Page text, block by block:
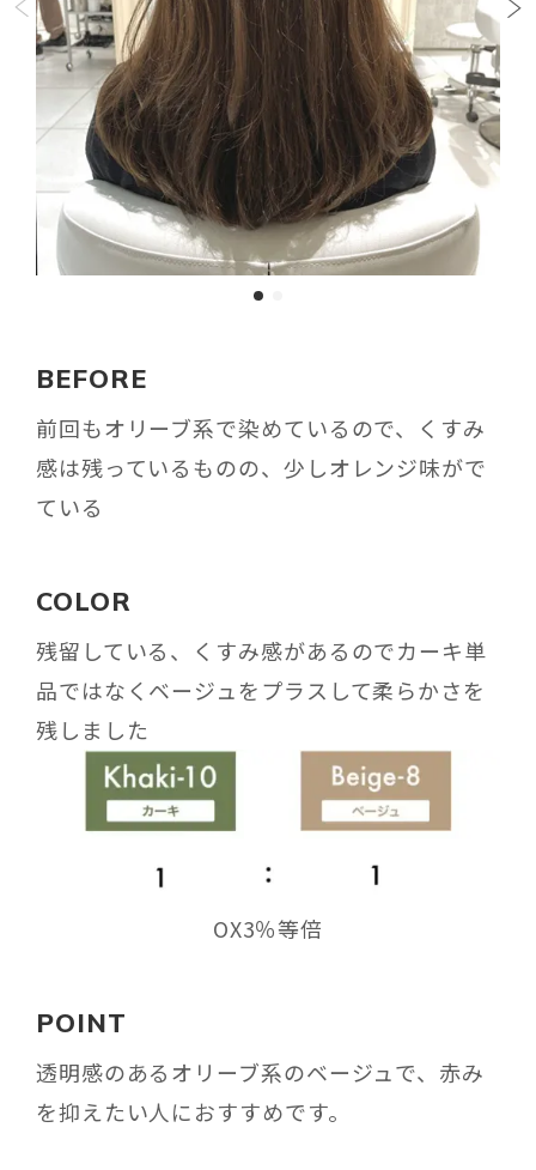
BEFORE
前回もオリーブ系で染めているので、くすみ
感は残っているものの、少しオレンジ味がで
ている
COLOR
残留している、くすみ感があるのでカーキ単
品ではなくベージュをプラスして柔らかさを
残しました
OX3％等倍
POINT
透明感のあるオリーブ系のベージュで、赤み
を抑えたい人におすすめです。